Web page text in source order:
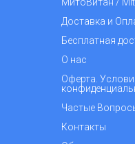
МитоВитан /
Доставка и
Бесплатная
О нас
Оферта.
Частые
Контакты